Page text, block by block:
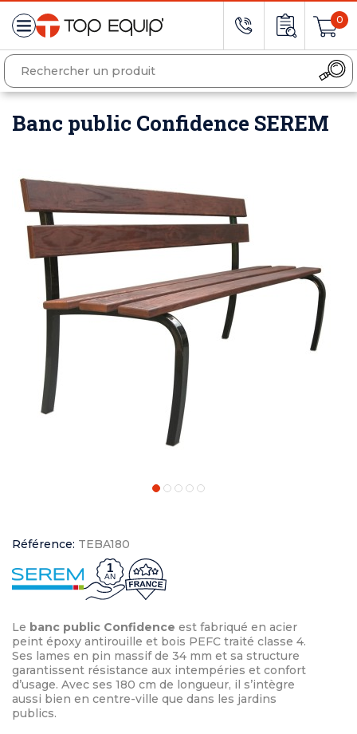
0
Banc public Confidence SEREM
Référence: TEBA180
1
AN
Le banc public Confidence est fabriqué en acier
peint époxy antirouille et bois PEFC traité classe 4.
Ses lames en pin massif de 34 mm et sa structure
garantissent résistance aux intempéries et confort
d’usage. Avec ses 180 cm de longueur, il s’intègre
aussi bien en centre-ville que dans les jardins
publics.